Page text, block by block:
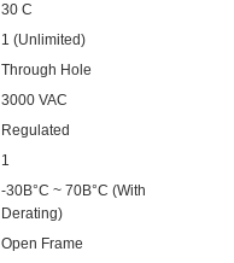
30 C
1 (Unlimited)
Through Hole
3000 VAC
Regulated
1
-30В°C ~ 70В°C (With
Derating)
Open Frame